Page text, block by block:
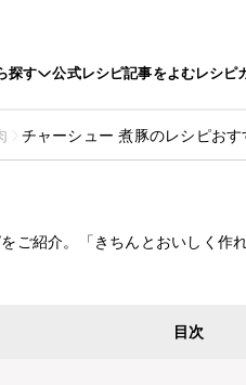
探す 公式レシピ記事をよむレシピ
チャーシュー 煮豚のレシピお
のレシピおすす
ご紹介。「きちんとおいしく作
目次